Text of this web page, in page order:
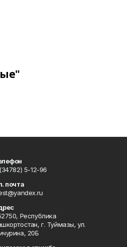
5-12-96
почта
Республика
г. Туймазы, ул.
20Б